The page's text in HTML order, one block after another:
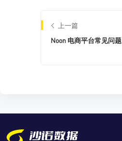
上一篇
Noon 电商平台常见问题